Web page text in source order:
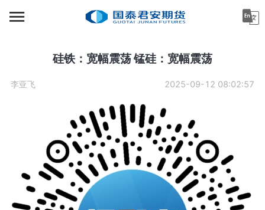
首页
资讯中心
机构金融
投资者教育
关于公司
硅铁：宽幅震荡 锰硅：宽幅震荡
李亚飞 2025-09-12 08:02:57